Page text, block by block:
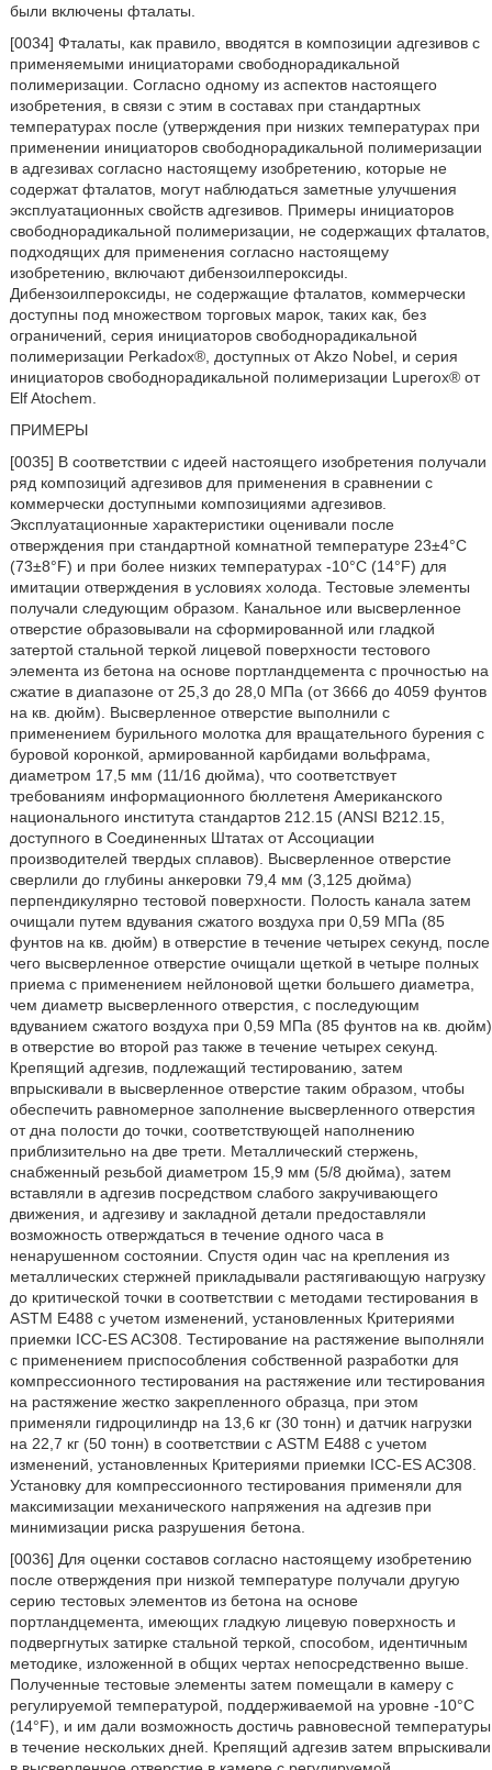
были включены фталаты.
[0034] Фталаты, как правило, вводятся в композиции адгезивов с
применяемыми инициаторами свободнорадикальной
полимеризации. Согласно одному из аспектов настоящего
изобретения, в связи с этим в составах при стандартных
температурах после (утверждения при низких температурах при
применении инициаторов свободнорадикальной полимеризации
в адгезивах согласно настоящему изобретению, которые не
содержат фталатов, могут наблюдаться заметные улучшения
эксплуатационных свойств адгезивов. Примеры инициаторов
свободнорадикальной полимеризации, не содержащих фталатов,
подходящих для применения согласно настоящему
изобретению, включают дибензоилпероксиды.
Дибензоилпероксиды, не содержащие фталатов, коммерчески
доступны под множеством торговых марок, таких как, без
ограничений, серия инициаторов свободнорадикальной
полимеризации Perkadox®, доступных от Akzo Nobel, и серия
инициаторов свободнорадикальной полимеризации Luperox® от
Elf Atochem.
ПРИМЕРЫ
[0035] В соответствии с идеей настоящего изобретения получали
ряд композиций адгезивов для применения в сравнении с
коммерчески доступными композициями адгезивов.
Эксплуатационные характеристики оценивали после
отверждения при стандартной комнатной температуре 23±4°C
(73±8°F) и при более низких температурах -10°C (14°F) для
имитации отверждения в условиях холода. Тестовые элементы
получали следующим образом. Канальное или высверленное
отверстие образовывали на сформированной или гладкой
затертой стальной теркой лицевой поверхности тестового
элемента из бетона на основе портландцемента с прочностью на
сжатие в диапазоне от 25,3 до 28,0 МПа (от 3666 до 4059 фунтов
на кв. дюйм). Высверленное отверстие выполнили с
применением бурильного молотка для вращательного бурения с
буровой коронкой, армированной карбидами вольфрама,
диаметром 17,5 мм (11/16 дюйма), что соответствует
требованиям информационного бюллетеня Американского
национального института стандартов 212.15 (ANSI B212.15,
доступного в Соединенных Штатах от Ассоциации
производителей твердых сплавов). Высверленное отверстие
сверлили до глубины анкеровки 79,4 мм (3,125 дюйма)
перпендикулярно тестовой поверхности. Полость канала затем
очищали путем вдувания сжатого воздуха при 0,59 МПа (85
фунтов на кв. дюйм) в отверстие в течение четырех секунд, после
чего высверленное отверстие очищали щеткой в четыре полных
приема с применением нейлоновой щетки большего диаметра,
чем диаметр высверленного отверстия, с последующим
вдуванием сжатого воздуха при 0,59 МПа (85 фунтов на кв. дюйм)
в отверстие во второй раз также в течение четырех секунд.
Крепящий адгезив, подлежащий тестированию, затем
впрыскивали в высверленное отверстие таким образом, чтобы
обеспечить равномерное заполнение высверленного отверстия
от дна полости до точки, соответствующей наполнению
приблизительно на две трети. Металлический стержень,
снабженный резьбой диаметром 15,9 мм (5/8 дюйма), затем
вставляли в адгезив посредством слабого закручивающего
движения, и адгезиву и закладной детали предоставляли
возможность отверждаться в течение одного часа в
ненарушенном состоянии. Спустя один час на крепления из
металлических стержней прикладывали растягивающую нагрузку
до критической точки в соответствии с методами тестирования в
ASTM E488 с учетом изменений, установленных Критериями
приемки ICC-ES AC308. Тестирование на растяжение выполняли
с применением приспособления собственной разработки для
компрессионного тестирования на растяжение или тестирования
на растяжение жестко закрепленного образца, при этом
применяли гидроцилиндр на 13,6 кг (30 тонн) и датчик нагрузки
на 22,7 кг (50 тонн) в соответствии с ASTM E488 с учетом
изменений, установленных Критериями приемки ICC-ES AC308.
Установку для компрессионного тестирования применяли для
максимизации механического напряжения на адгезив при
минимизации риска разрушения бетона.
[0036] Для оценки составов согласно настоящему изобретению
после отверждения при низкой температуре получали другую
серию тестовых элементов из бетона на основе
портландцемента, имеющих гладкую лицевую поверхность и
подвергнутых затирке стальной теркой, способом, идентичным
методике, изложенной в общих чертах непосредственно выше.
Полученные тестовые элементы затем помещали в камеру с
регулируемой температурой, поддерживаемой на уровне -10°C
(14°F), и им дали возможность достичь равновесной температуры
в течение нескольких дней. Крепящий адгезив затем впрыскивали